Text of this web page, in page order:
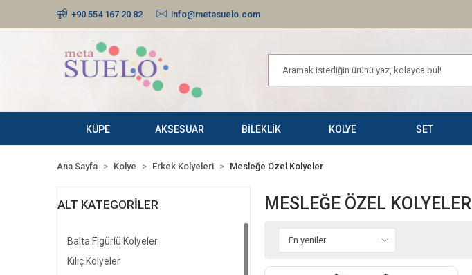
+90 554 167 20 82 info@metasuelo.com
KÜPE AKSESUAR BİLEKLİK KOLYE SET
Ana Sayfa Kolye Erkek Kolyeleri Mesleğe Özel Kolyeler
ALT KATEGORILER
Balta Figürlü Kolyeler
Kılıç Kolyeler
MESLEĞE ÖZEL KOLYELER